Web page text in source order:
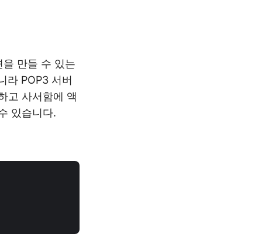
만들 수 있는
라 POP3 서버
고 사서함에 액
있습니다.